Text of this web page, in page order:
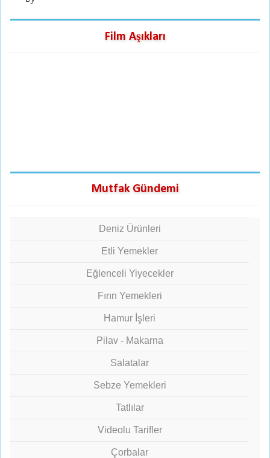
Film Aşıkları
Mutfak Gündemi
Deniz Ürünleri
Etli Yemekler
Eğlenceli Yiyecekler
Fırın Yemekleri
Hamur İşleri
Pilav - Makarna
Salatalar
Sebze Yemekleri
Tatlılar
Videolu Tarifler
Çorbalar